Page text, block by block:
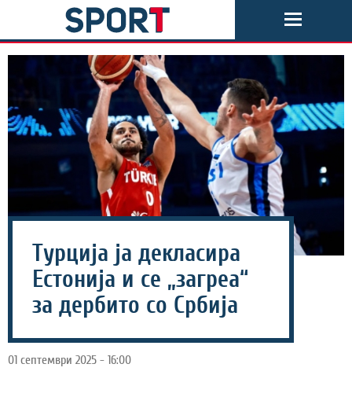
Турција ја декласира
Естонија и се „загреа“
за дербито со Србија
01 септември 2025 - 16:00